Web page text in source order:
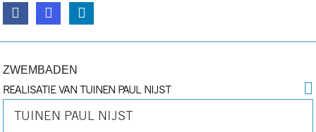
ZWEMBADEN
REALISATIE VAN TUINEN PAUL NIJST
TUINEN PAUL NIJST